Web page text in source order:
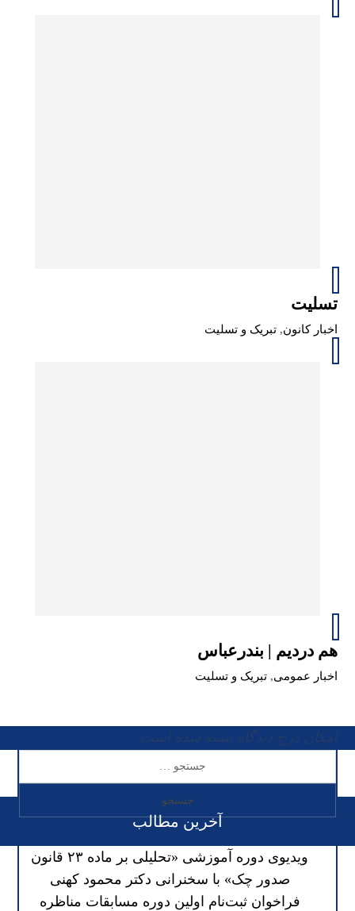
تسلیت
اخبار کانون,تبریک و تسلیت
هم دردیم | بندرعباس
اخبار عمومی,تبریک و تسلیت
آخرین مطالب
ویدیوی دوره آموزشی «تحلیلی بر ماده ۲۳ قانون
صدور چک» با سخنرانی دکتر محمود کهنی
فراخوان ثبت‌نام اولین دوره مسابقات مناظره